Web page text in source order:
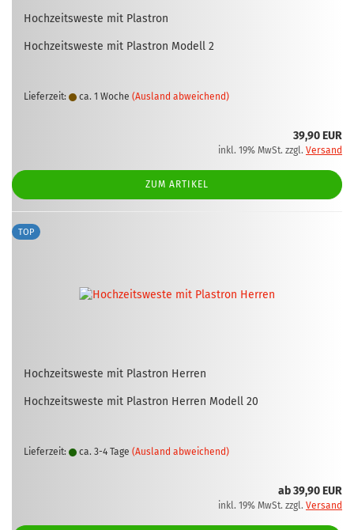
Hoch­zeits­wes­te mit Plas­tron
Hoch­zeits­wes­te mit Plas­tron Mo­dell 2
Lieferzeit: ca. 1 Woche (Ausland abweichend)
39,90 EUR
inkl. 19% MwSt. zzgl. Versand
ZUM ARTIKEL
TOP
Hoch­zeits­wes­te mit Plas­tron Her­ren
Hoch­zeits­wes­te mit Plas­tron Her­ren Mo­dell 20
Lieferzeit: ca. 3-4 Tage (Ausland abweichend)
ab 39,90 EUR
inkl. 19% MwSt. zzgl. Versand